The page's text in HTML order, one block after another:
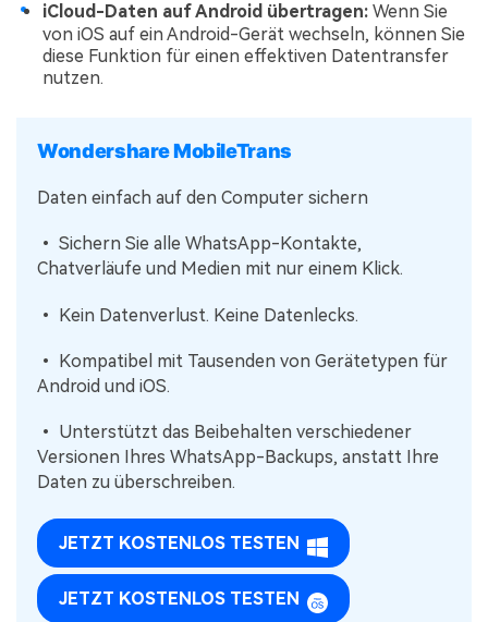
iCloud-Daten auf Android übertragen: Wenn Sie
von iOS auf ein Android-Gerät wechseln, können Sie
diese Funktion für einen effektiven Datentransfer
nutzen.
Wondershare MobileTrans
Daten einfach auf den Computer sichern
• Sichern Sie alle WhatsApp-Kontakte,
Chatverläufe und Medien mit nur einem Klick.
• Kein Datenverlust. Keine Datenlecks.
• Kompatibel mit Tausenden von Gerätetypen für
Android und iOS.
• Unterstützt das Beibehalten verschiedener
Versionen Ihres WhatsApp-Backups, anstatt Ihre
Daten zu überschreiben.
JETZT KOSTENLOS TESTEN
JETZT KOSTENLOS TESTEN